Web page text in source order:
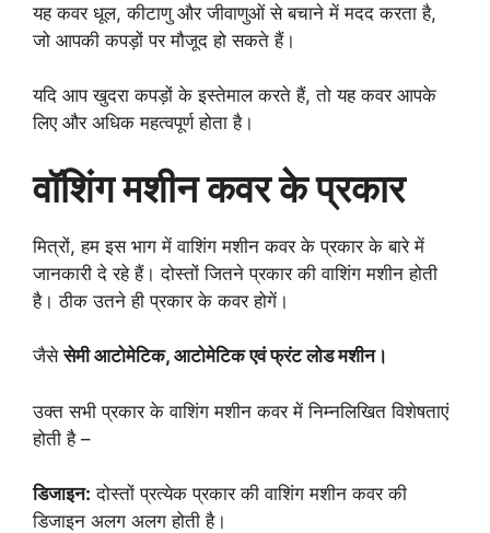
यह कवर धूल, कीटाणु और जीवाणुओं से बचाने में मदद करता है,
जो आपकी कपड़ों पर मौजूद हो सकते हैं।
यदि आप खुदरा कपड़ों के इस्तेमाल करते हैं, तो यह कवर आपके
लिए और अधिक महत्वपूर्ण होता है।
वॉशिंग मशीन कवर के प्रकार
मित्रों, हम इस भाग में वाशिंग मशीन कवर के प्रकार के बारे में
जानकारी दे रहे हैं। दोस्तों जितने प्रकार की वाशिंग मशीन होती
है। ठीक उतने ही प्रकार के कवर होगें।
जैसेसेमी आटोमेटिक, आटोमेटिक एवं फ्रंट लोड मशीन।
उक्त सभी प्रकार के वाशिंग मशीन कवर में निम्नलिखित विशेषताएं
होती है –
डिजाइन: दोस्तों प्रत्येक प्रकार की वाशिंग मशीन कवर की
डिजाइन अलग अलग होती है।